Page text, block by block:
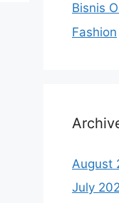
Bisnis
Fashion
August
July